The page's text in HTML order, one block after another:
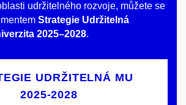
udržitelného rozvoje, můžete se
Strategie Udržitelná
2025–2028.
UDRŽITELNÁ MU
2025-2028